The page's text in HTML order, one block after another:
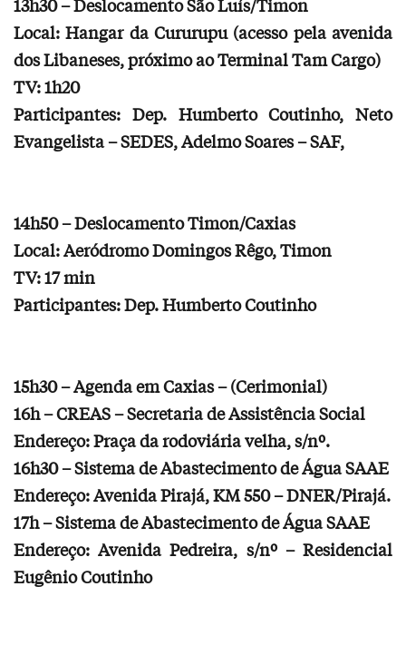
Local: Hangar da Cururupu (acesso pela avenida
dos Libaneses, próximo ao Terminal Tam Cargo)
TV: 1h20
Participantes: Dep. Humberto Coutinho, Neto
Evangelista – SEDES, Adelmo Soares – SAF,
14h50 – Deslocamento Timon/Caxias
Local: Aeródromo Domingos Rêgo, Timon
TV: 17 min
Participantes: Dep. Humberto Coutinho
15h30 – Agenda em Caxias – (Cerimonial)
16h – CREAS – Secretaria de Assistência Social
Endereço: Praça da rodoviária velha, s/nº.
16h30 – Sistema de Abastecimento de Água SAAE
Endereço: Avenida Pirajá, KM 550 – DNER/Pirajá.
17h – Sistema de Abastecimento de Água SAAE
Endereço: Avenida Pedreira, s/nº – Residencial
Eugênio Coutinho